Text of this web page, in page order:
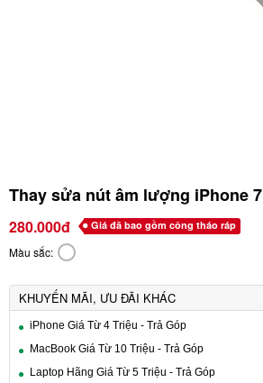
Thay sửa nút âm lượng iPhone 7
280.000đ Giá đã bao gồm công tháo ráp
Màu sắc:
KHUYẾN MÃI, ƯU ĐÃI KHÁC
iPhone Giá Từ 4 Triệu - Trả Góp
MacBook Giá Từ 10 Triệu - Trả Góp
Laptop Hãng Giá Từ 5 Triệu - Trả Góp